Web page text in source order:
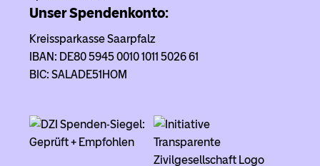
Unser Spendenkonto:
Kreissparkasse Saarpfalz
IBAN: DE80 5945 0010 1011 5026 61
BIC: SALADE51HOM